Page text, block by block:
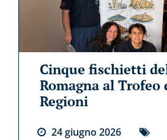
Cinque fischietti
Romagna al Trofeo
Regioni
24giugno 2026